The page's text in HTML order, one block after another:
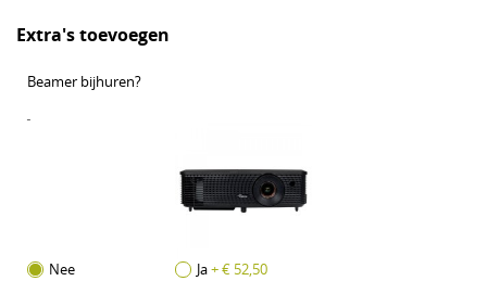
Extra's toevoegen
Beamer bijhuren?
Nee Ja+ € 52,50